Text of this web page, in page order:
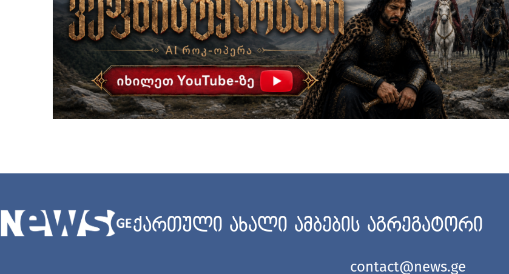
ქართული ახალი ამბების აგრეგატორი
contact@news.ge